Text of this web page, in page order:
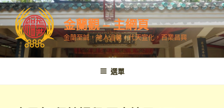
跳
至
內
容
金蘭觀 – 主網頁
金蘭至誠，神人溫馨，代天宣化，百業昌興
選單